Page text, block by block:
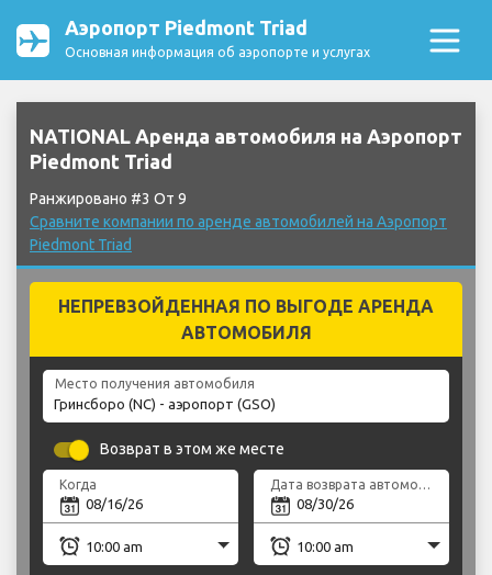
Аэропорт Piedmont Triad
Основная информация об аэропорте и услугах
NATIONAL Аренда автомобиля на Аэропорт
Piedmont Triad
Ранжировано #3 От 9
Сравните компании по аренде автомобилей на Аэропорт
Piedmont Triad
НЕПРЕВЗОЙДЕННАЯ ПО ВЫГОДЕ АРЕНДА
АВТОМОБИЛЯ
Место получения автомобиля
Возврат в этом же месте
Когда Дата возврата автомобиля